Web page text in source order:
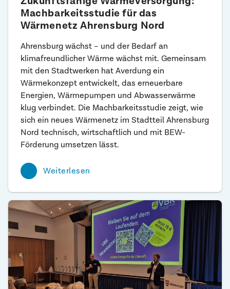
Machbarkeitsstudie für das
Wärmenetz Ahrensburg Nord
Ahrensburg wächst – und der Bedarf an
klimafreundlicher Wärme wächst mit. Gemeinsam
mit den Stadtwerken hat Averdung ein
Wärmekonzept entwickelt, das erneuerbare
Energien, Wärmepumpen und Abwasserwärme
klug verbindet. Die Machbarkeitsstudie zeigt, wie
sich ein neues Wärmenetz im Stadtteil Ahrensburg
Nord technisch, wirtschaftlich und mit BEW-
Förderung umsetzen lässt.
Weiterlesen